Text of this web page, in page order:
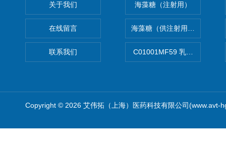
关于我们
在线留言
联系我们
海藻糖（注射用）
海藻糖（供注射用）（无菌）
C01001MF59 乳佐剂
Copyright © 2026 艾伟拓（上海）医药科技有限公司(www.avt-